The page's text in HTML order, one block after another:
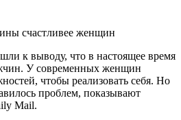
к выводу, что в настоящее время
У современных женщин
чтобы реализовать себя. Но
проблем, показывают
Mail.